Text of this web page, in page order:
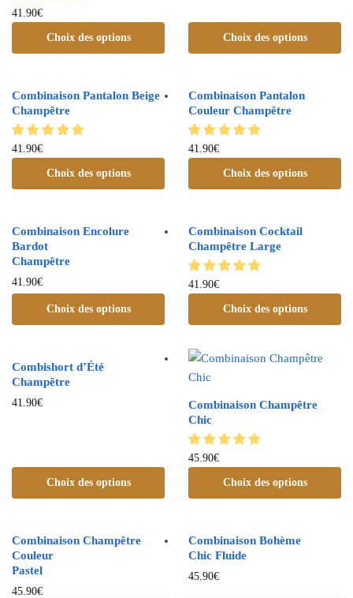
41.90€
Choix des options Choix des options
Combinaison Pantalon Beige
Champêtre
41.90€
Choix des options
Combinaison Pantalon
Couleur Champêtre
41.90€
Choix des options
Combinaison Encolure
Bardot
Champêtre
41.90€
Choix des options
Combinaison Cocktail
Champêtre Large
41.90€
Choix des options
Combishort d’Été
Champêtre
41.90€
Choix des options
Combinaison Champêtre
Chic
45.90€
Choix des options
Combinaison Champêtre
Couleur
Pastel
45.90€
Combinaison Bohème
Chic Fluide
45.90€